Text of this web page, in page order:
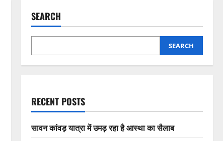
SEARCH
SEARCH
RECENT POSTS
सावन कांवड़ यात्रा में उमड़ रहा है आस्था का सैलाब